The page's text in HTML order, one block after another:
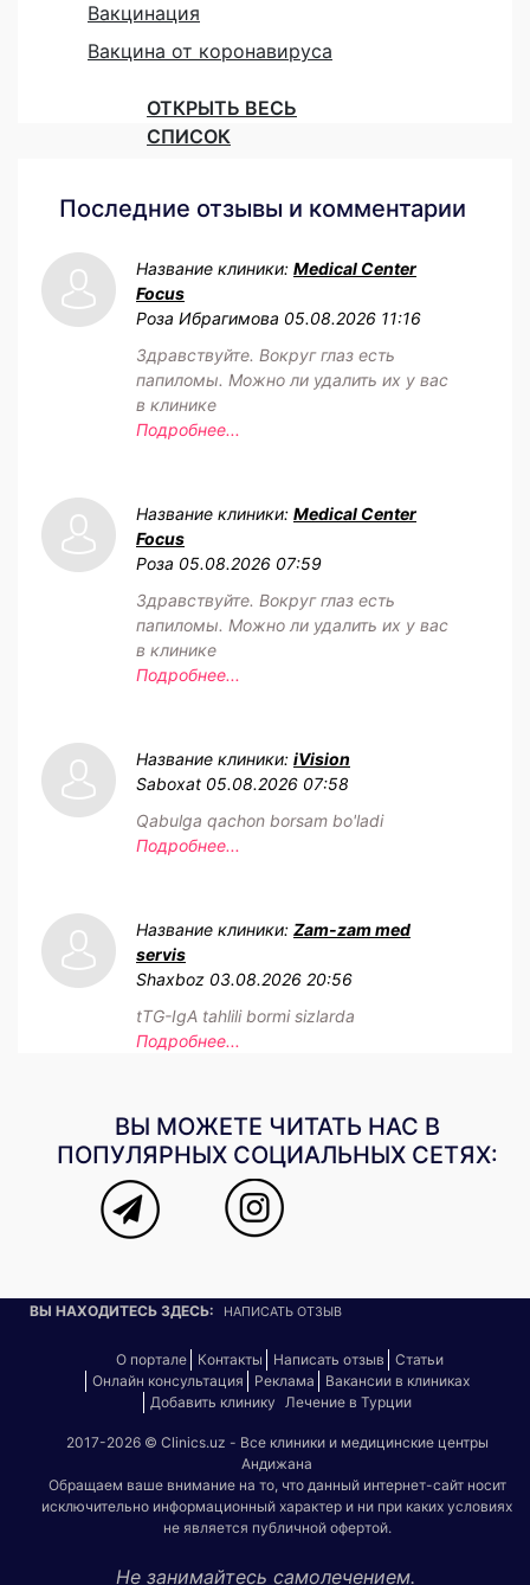
Вакцинация
Вакцина от коронавируса
ОТКРЫТЬ ВЕСЬ
СПИСОК
Последние отзывы и комментарии
Название клиники: Medical Center
Focus
Роза Ибрагимова 05.08.2026 11:16
Здравствуйте. Вокруг глаз есть
папиломы. Можно ли удалить их у вас
в клинике
Подробнее...
Название клиники: Medical Center
Focus
Роза 05.08.2026 07:59
Здравствуйте. Вокруг глаз есть
папиломы. Можно ли удалить их у вас
в клинике
Подробнее...
Название клиники: iVision
Saboxat 05.08.2026 07:58
Qabulga qachon borsam bo'ladi
Подробнее...
Название клиники: Zam-zam med
servis
Shaxboz 03.08.2026 20:56
tTG-IgA tahlili bormi sizlarda
Подробнее...
ВЫ МОЖЕТЕ ЧИТАТЬ НАС В
ПОПУЛЯРНЫХ СОЦИАЛЬНЫХ СЕТЯХ:
ВЫ НАХОДИТЕСЬ ЗДЕСЬ: НАПИСАТЬ ОТЗЫВ
О портале Контакты Написать отзыв
Статьи
Онлайн консультация
Реклама
Вакансии в клиниках
Добавить клинику
Лечение в Турции
2017-2026 © Clinics.uz - Все клиники и медицинские центры
Андижана
Обращаем ваше внимание на то, что данный интернет-сайт носит
исключительно информационный характер и ни при каких условиях
не является публичной офертой.
Не занимайтесь самолечением.